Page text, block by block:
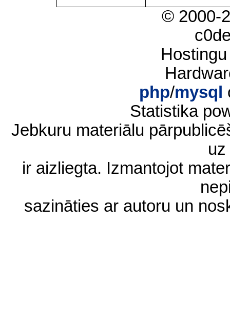
© 2000-
php/mysql
Statistika
Jebkuru materiālu
ir aizliegta. Izmantojot
sazināties ar autoru un